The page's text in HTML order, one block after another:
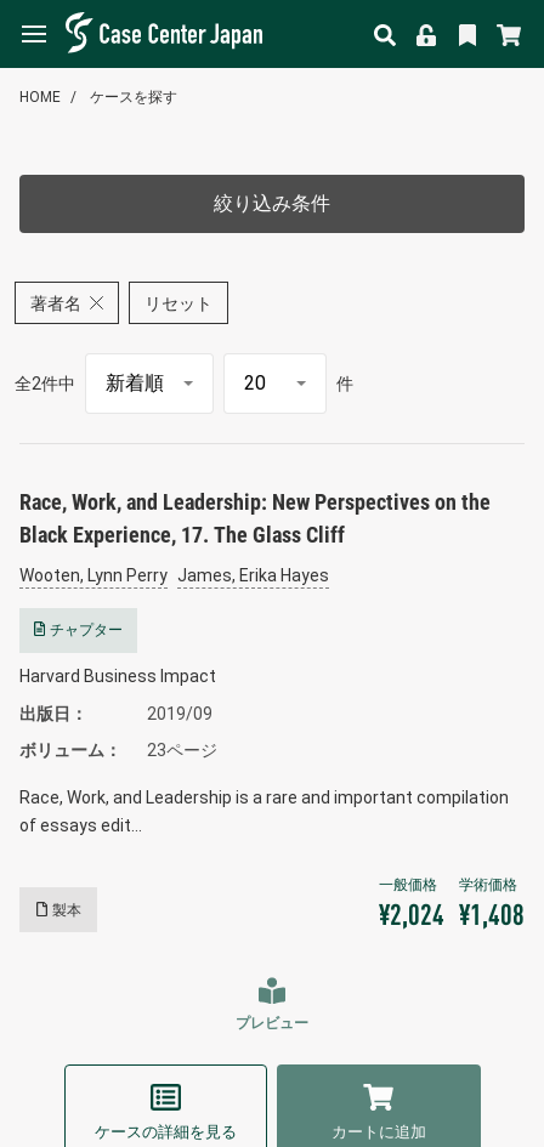
HOME ケースを探す
著者名 リセット
全2件中 件
Race, Work, and Leadership: New Perspectives on the
Black Experience, 17. The Glass Cliff
Wooten, Lynn Perry James, Erika Hayes
チャプター
Harvard Business Impact
出版日
2019/09
ボリューム
23ページ
Race, Work, and Leadership is a rare and important compilation
of essays edit…
製本 ¥2,024 ¥1,408
プレビュー
ケースの詳細を見る カートに追加
絞り込み条件